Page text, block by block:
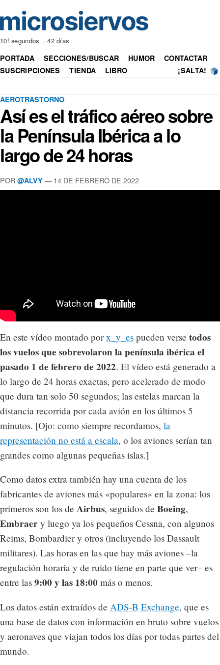
10! segundos = 42 días
PORTADA SECCIONES/BUSCAR HUMOR
CONTACTAR
SUSCRIPCIONES
TIENDA LIBRO ¡SALTA!
AEROTRASTORNO
Así es el tráfico aéreo sobre
la Península Ibérica a lo
largo de 24 horas
POR @ALVY — 14 DE FEBRERO DE 2022
En este vídeo montado porx_y_es pueden verse todos
los vuelos que sobrevolaron la península ibérica el
pasado 1 de febrero de 2022. El vídeo está generado a
lo largo de 24 horas exactas, pero acelerado de modo
que dura tan solo 50 segundos; las estelas marcan la
distancia recorrida por cada avión en los últimos 5
minutos. [Ojo: como siempre recordamos, la
representación no está a escala, o los aviones serían tan
grandes como algunas pequeñas islas.]
Como datos extra también hay una cuenta de los
fabricantes de aviones más «populares» en la zona: los
primeros son los de Airbus, seguidos de Boeing,
Embraer y luego ya los pequeños Cessna, con algunos
Reims, Bombardier y otros (incluyendo los Dassault
militares). Las horas en las que hay más aviones –la
regulación horaria y de ruido tiene en parte que ver– es
entre las 9:00 y las 18:00 más o menos.
Los datos están extraídos de ADS-B Exchange, que es
una base de datos con información en bruto sobre vuelos
y aeronaves que viajan todos los días por todas partes del
mundo.